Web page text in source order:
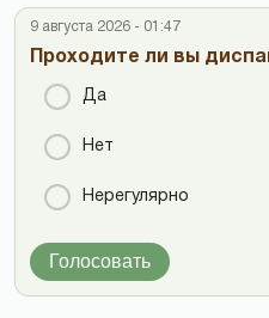
9 августа 2026 - 01:47
Проходите ли вы
Да
Нет
Нерегулярно
Голосовать